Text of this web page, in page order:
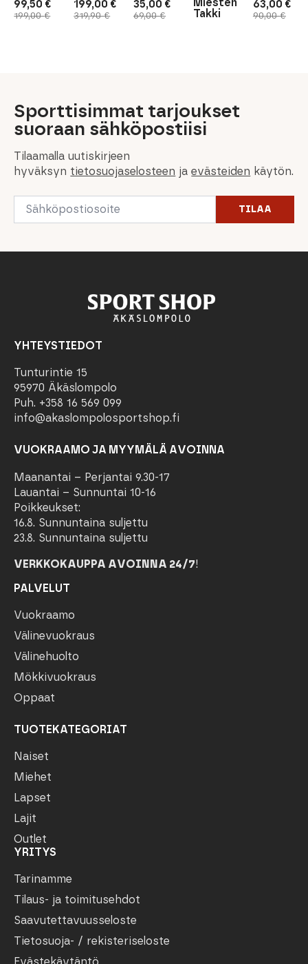
199,00€
Alkuperäinen
99,50 €
Nykyinen
319,90€
Alkuperäinen
199,00 €
Nykyinen
69,00€
Alkuperäinen
35,00 €
Nykyinen
Miesten
Takki
90,00€
63,00 €
Nykyinen
Sporttisimmat tarjoukset
suoraan sähköpostiisi
Tilaamalla uutiskirjeen
hyväksyn tietosuojaselosteen jaevästeiden käytön.
Email
TILAA
YHTEYSTIEDOT
Tunturintie 15
95970 Äkäslompolo
Puh. +358 16 569 099
info@akaslompolosportshop.fi
VUOKRAAMO JA MYYMÄLÄ AVOINNA
Maanantai – Perjantai 9.30-17
Lauantai – Sunnuntai 10-16
Poikkeukset:
16.8. Sunnuntaina suljettu
23.8. Sunnuntaina suljettu
VERKKOKAUPPA AVOINNA 24/7!
PALVELUT
Vuokraamo
Välinevuokraus
Välinehuolto
Mökkivuokraus
Oppaat
TUOTEKATEGORIAT
Naiset
Miehet
Lapset
Lajit
Outlet
YRITYS
Tarinamme
Tilaus- ja toimitusehdot
Saavutettavuusseloste
Tietosuoja- / rekisteriseloste